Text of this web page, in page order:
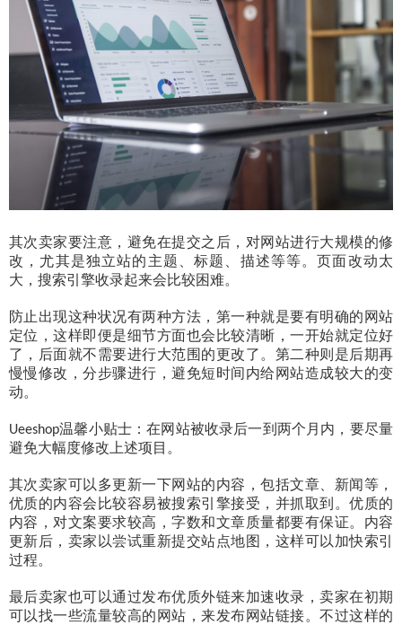
其次卖家要注意，避免在提交之后，对网站进行大规模的修
改，尤其是独立站的主题、标题、描述等等。页面改动太
大，搜索引擎收录起来会比较困难。
防止出现这种状况有两种方法，第一种就是要有明确的网站
定位，这样即便是细节方面也会比较清晰，一开始就定位好
了，后面就不需要进行大范围的更改了。第二种则是后期再
慢慢修改，分步骤进行，避免短时间内给网站造成较大的变
动。
Ueeshop温馨小贴士：在网站被收录后一到两个月内，要尽量
避免大幅度修改上述项目。
其次卖家可以多更新一下网站的内容，包括文章、新闻等，
优质的内容会比较容易被搜索引擎接受，并抓取到。优质的
内容，对文案要求较高，字数和文章质量都要有保证。 内容
更新后，卖家以尝试重新提交站点地图，这样可以加快索引
过程。
最后卖家也可以通过发布优质外链来加速收录，卖家在初期
可以找一些流量较高的网站，来发布网站链接。不过这样的